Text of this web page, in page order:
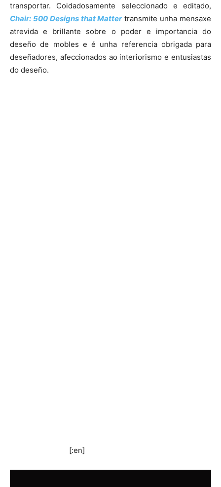
transportar. Coidadosamente seleccionado e editado,
Chair: 500 Designs that Mattertransmite unha mensaxe
atrevida e brillante sobre o poder e importancia do
deseño de mobles e é unha referencia obrigada para
deseñadores, afeccionados ao interiorismo e entusiastas
do deseño.
[:en]